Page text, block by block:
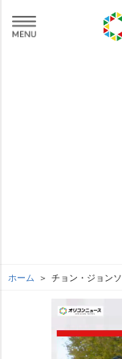
ホーム チョン・ジョンソ